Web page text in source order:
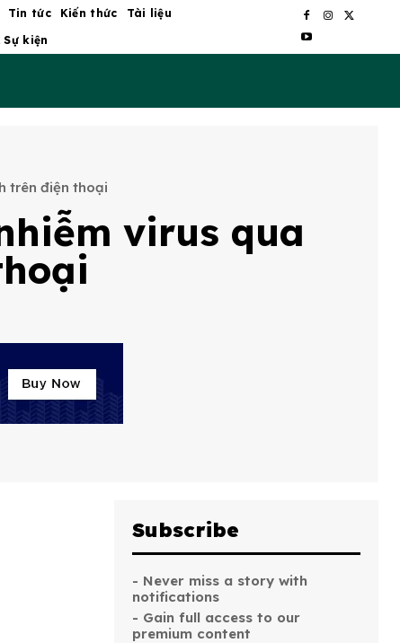
Tin tức Kiến thức
Tài liệu
kiện
trên điện thoại
virus qua
Subscribe
- Never miss a story with
notifications
- Gain full access to our
premium content